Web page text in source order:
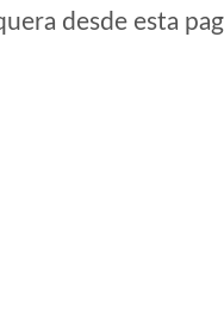
desde esta